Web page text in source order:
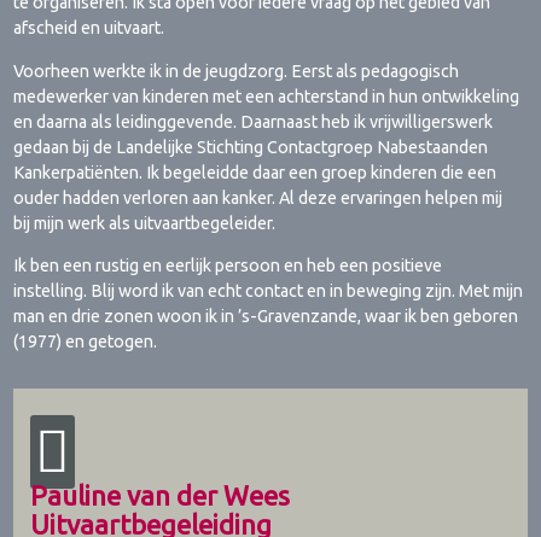
afscheid en uitvaart.
Voorheen werkte ik in de jeugdzorg. Eerst als pedagogisch
medewerker van kinderen met een achterstand in hun ontwikkeling
en daarna als leidinggevende. Daarnaast heb ik vrijwilligerswerk
gedaan bij de Landelijke Stichting Contactgroep Nabestaanden
Kankerpatiënten. Ik begeleidde daar een groep kinderen die een
ouder hadden verloren aan kanker. Al deze ervaringen helpen mij
bij mijn werk als uitvaartbegeleider.
Ik ben een rustig en eerlijk persoon en heb een positieve
instelling. Blij word ik van echt contact en in beweging zijn. Met mijn
man en drie zonen woon ik in ’s-Gravenzande, waar ik ben geboren
(1977) en getogen.
Pauline van der Wees
Uitvaartbegeleiding